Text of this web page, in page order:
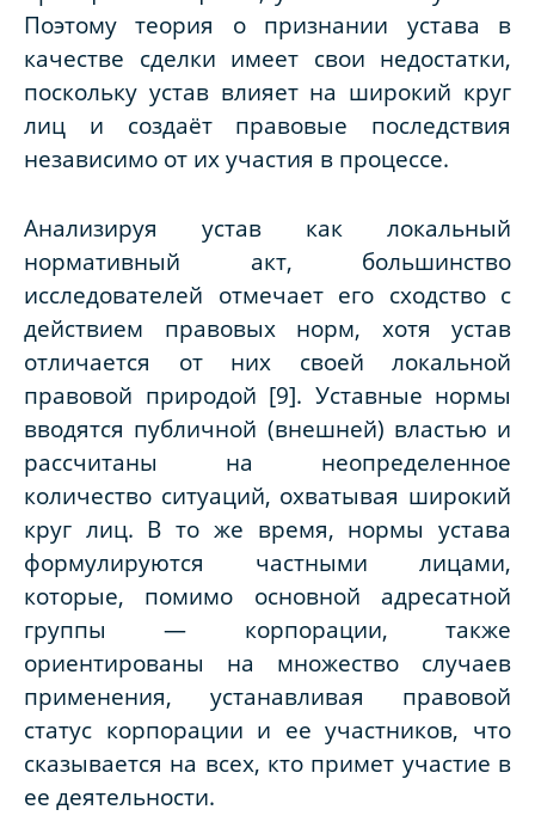
Поэтому теория о признании устава в
качестве сделки имеет свои недостатки,
поскольку устав влияет на широкий круг
лиц и создаёт правовые последствия
независимо от их участия в процессе.
Анализируя устав как локальный
нормативный акт, большинство
исследователей отмечает его сходство с
действием правовых норм, хотя устав
отличается от них своей локальной
правовой природой [9]. Уставные нормы
вводятся публичной (внешней) властью и
рассчитаны на неопределенное
количество ситуаций, охватывая широкий
круг лиц. В то же время, нормы устава
формулируются частными лицами,
которые, помимо основной адресатной
группы — корпорации, также
ориентированы на множество случаев
применения, устанавливая правовой
статус корпорации и ее участников, что
сказывается на всех, кто примет участие в
ее деятельности.